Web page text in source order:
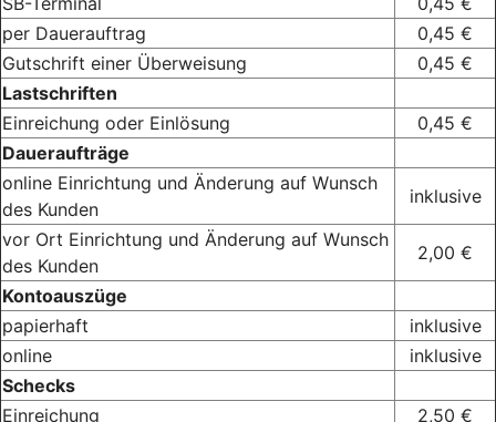
per Dauerauftrag
0,45 €
Gutschrift einer Überweisung
0,45 €
Lastschriften
Einreichung oder Einlösung
0,45 €
Daueraufträge
online Einrichtung und Änderung auf Wunsch
des Kunden
inklusive
vor Ort Einrichtung und Änderung auf Wunsch
des Kunden
2,00 €
Kontoauszüge
papierhaft
inklusive
online
inklusive
Schecks
Einreichung
2,50 €